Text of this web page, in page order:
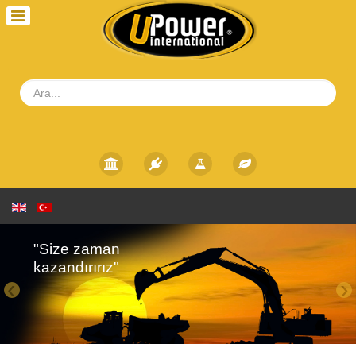
"Size zaman
kazandırırız"
›
‹